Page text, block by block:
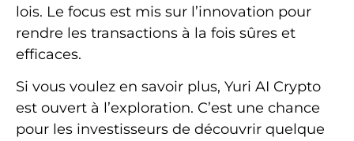
lois. Le focus est mis sur l’innovation pour
rendre les transactions à la fois sûres et
efficaces.
Si vous voulez en savoir plus, Yuri AI Crypto
est ouvert à l’exploration. C’est une chance
pour les investisseurs de découvrir quelque